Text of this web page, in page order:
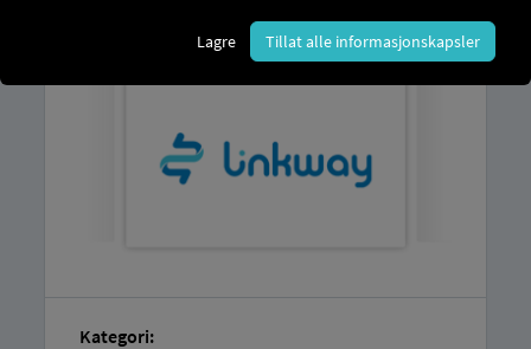
Kategori:
Lagre Tillat alle informasjonskapsler